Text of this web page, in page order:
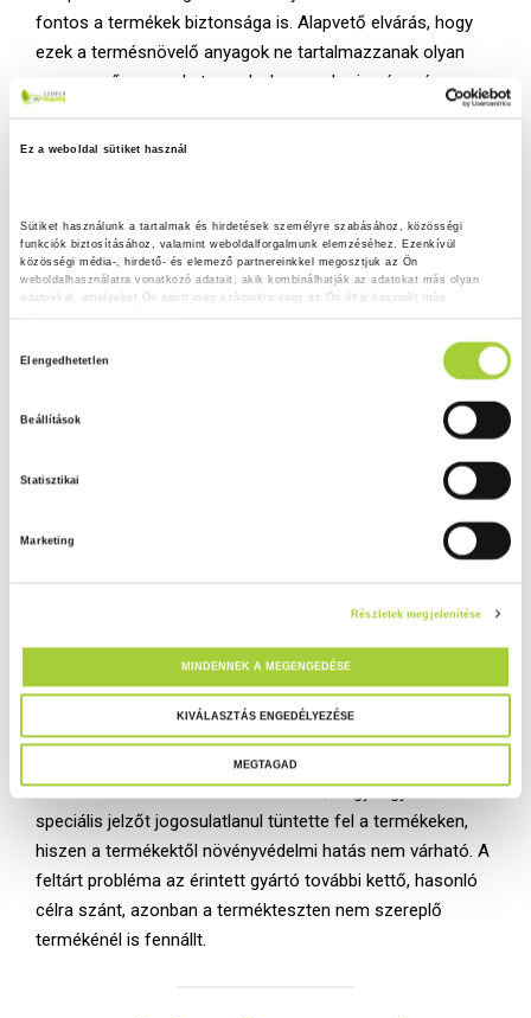
Ez a weboldal sütiket használ
Sütiket használunk a tartalmak és hirdetések személyre szabásához, közösségi
funkciók biztosításához, valamint weboldalforgalmunk elemzéséhez. Ezenkívül
közösségi média-, hirdető- és elemező partnereinkkel megosztjuk az Ön
weboldalhasználatra vonatkozó adatait, akik kombinálhatják az adatokat más olyan
adatokkal, amelyeket Ön adott meg számukra vagy az Ön által használt más
Elengedhetetlen
Beállítások
Statisztikai
Marketing
Részletek megjelenítése
MINDENNEK A MEGENGEDÉSE
KIVÁLASZTÁS ENGEDÉLYEZÉSE
MEGTAGAD
fontos a termékek biztonsága is. Alapvető elvárás, hogy
ezek a termésnövelő anyagok ne tartalmazzanak olyan
szennyező anyagokat, amelyek az emberi egészségre
vagy a környezetre – akár élő, akár élettelen elemeire –
káros hatással lehetnek.
JÓ HÍR, HOGY SZENNYEZŐANYAG
JELENLÉTE KAPCSÁN KIFOGÁS
EGYETLEN TERMÉKNÉL SEM
ellenőrzését is. Vizsgálták az alapvető termékinformáció
illetve egyéb a tasakon feltüntetett információknak való
Két termék jelölésén szerepelt a „speciális” jelző: az egyik
terméket gombás megbetegedések, másik terméket pedig
rovarkártétel kezelésére szánták.
Az ellenőrzés során azonban kiderült, hogy a gyártó a
speciális jelzőt jogosulatlanul tüntette fel a termékeken,
hiszen a termékektől növényvédelmi hatás nem várható. A
feltárt probléma az érintett gyártó további kettő, hasonló
célra szánt, azonban a termékteszten nem szereplő
termékénél is fennállt.